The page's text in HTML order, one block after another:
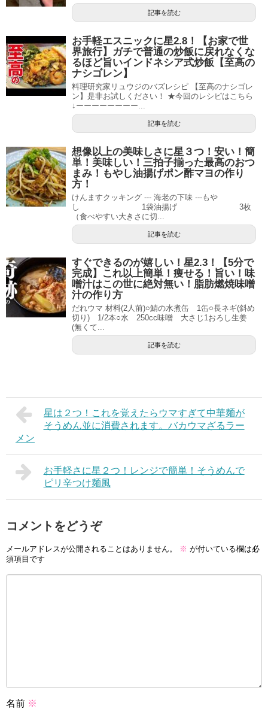
記事を読む
お手軽エスニックに星2.8！【お家で世
界旅行】ガチで普通の炒飯に戻れなくな
るほど旨いインドネシア式炒飯【至高の
ナシゴレン】
料理研究家リュウジのバズレシピ 【至高のナシゴレ
ン】是非お試しください！ ★今回のレシピはこちら
↓ーーーーーーーー...
記事を読む
想像以上の美味しさに星３つ！安い！簡
単！美味しい！三拍子揃った最高のおつ
まみ！もやし油揚げポン酢マヨの作り
方！
けんますクッキング --- 海老の下味 ---もや
し 1袋油揚げ 3枚
（食べやすい大きさに切...
記事を読む
すぐできるのが嬉しい！星2.3！【5分で
完成】これ以上簡単！痩せる！旨い！味
噌汁はこの世に絶対無い！脂肪燃焼味噌
汁の作り方
だれウマ 材料(2人前)○鯖の水煮缶 1缶○長ネギ(斜め
切り) 1/2本○水 250cc味噌 大さじ1おろし生姜
(無くて...
記事を読む
星は２つ！これを覚えたらウマすぎて中華麺が
そうめん並に消費されます。バカウマざるラー
メン
お手軽さに星２つ！レンジで簡単！そうめんで
ピリ辛つけ麺風
コメントをどうぞ
メールアドレスが公開されることはありません。 ※ が付いている欄は必
須項目です
名前 ※